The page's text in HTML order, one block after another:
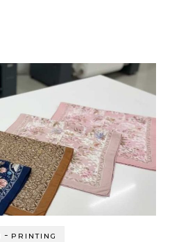
- PRINTING